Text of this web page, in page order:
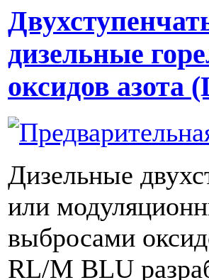
дизельные
оксидов
Дизельные
или
выбросами
RL/M BLU